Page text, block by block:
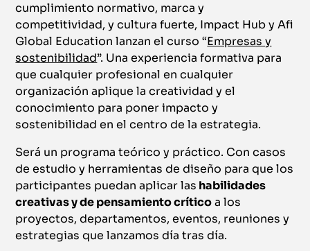
cumplimiento normativo, marca y
competitividad, y cultura fuerte, Impact Hub y Afi
Global Education lanzan el curso “Empresas y
sostenibilidad”. Una experiencia formativa para
que cualquier profesional en cualquier
organización aplique la creatividad y el
conocimiento para poner impacto y
sostenibilidad en el centro de la estrategia.
Será un programa teórico y práctico. Con casos
de estudio y herramientas de diseño para que los
participantes puedan aplicar las habilidades
creativas y de pensamiento críticoa los
proyectos, departamentos, eventos, reuniones y
estrategias que lanzamos día tras día.